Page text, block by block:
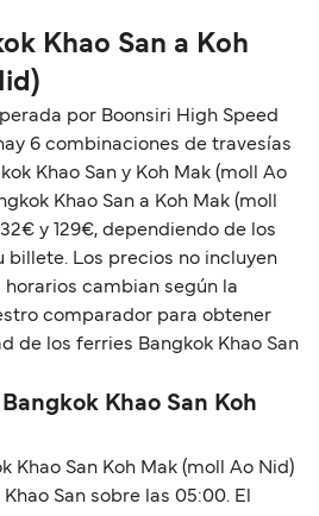
Khao San a Koh
por Boonsiri High Speed
6 combinaciones de travesías
Khao San y Koh Mak (moll Ao
Khao San a Koh Mak (moll
y 129€, dependiendo de los
billete. Los precios no incluyen
cambian según la
comparador para obtener
de los ferries Bangkok Khao San
Khao San Koh
Khao San Koh Mak (moll Ao Nid)
San sobre las 05:00. El